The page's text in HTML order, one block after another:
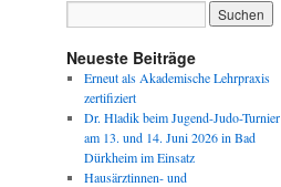
Neueste Beiträge
Erneut als Akademische Lehrpraxis
zertifiziert
Dr. Hladik beim Jugend-Judo-Turnier
am 13. und 14. Juni 2026 in Bad
Dürkheim im Einsatz
Hausärztinnen- und